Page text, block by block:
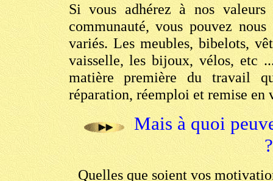
Si vous adhérez à nos valeurs
communauté, vous pouvez
variés. Les meubles, bibelots,
vaisselle, les bijoux, vélos, etc
matière première du travail
réparation, réemploi et remise en
Mais à quoi
?
Quelles que soient vos